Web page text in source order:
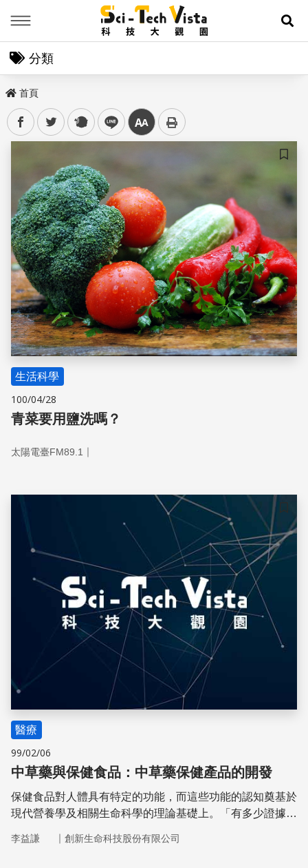
展
分類
首頁
facebooktwitter plurk line 中
儲存
生活科學
100/04/28
青菜要用鹽洗嗎？
太陽電臺FM89.1 ｜
儲存
醫療
99/02/06
中草藥與保健食品：中草藥保健產品的開發
保健食品對人體具有特定的功能，而這些功能的認知奠基於
現代營養學及相關生命科學的理論基礎上。「有多少證據，
李益謙 ｜ 創新生命科技股份有限公司